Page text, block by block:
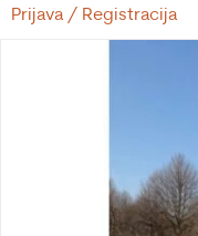
Prijava / Registracija